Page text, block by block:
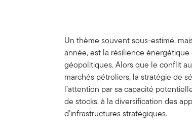
Un thème souvent sous-estimé,
année, est la résilience
géopolitiques. Alors que le conflit
marchés pétroliers, la stratégie de
l’attention par sa capacité
de stocks, à la diversification des
d’infrastructures stratégiques.